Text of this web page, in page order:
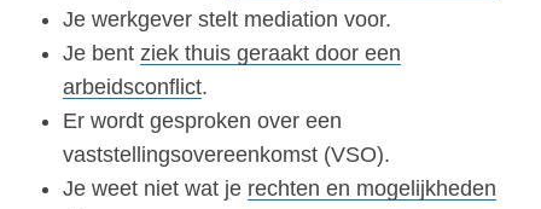
Je werkgever stelt mediation voor.
Je bent ziek thuis geraakt door een
arbeidsconflict.
Er wordt gesproken over een
vaststellingsovereenkomst (VSO).
Je weet niet wat je rechten en mogelijkheden